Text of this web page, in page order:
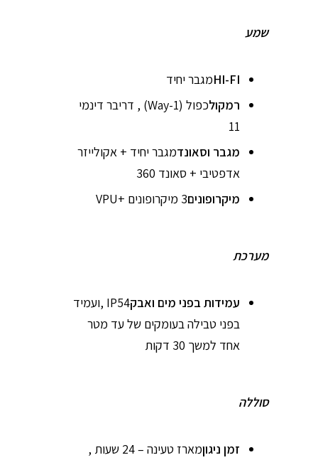
שמע
HI-FIמגבר יחיד
רמקול
כפול (1-Way) , דריבר דינמי
11
מגבר וסאונדמגבר יחיד + אקולייזר
אדפטיבי + סאונד 360
מיקרופונים3 מיקרופונים +VPU
מערכת
עמידות בפני מים ואבק
IP54 ,ועמיד
בפני טבילה בעומקים של עד מטר
אחד למשך 30 דקות
סוללה
זמן ניגון מארז טעינה – 24 שעות ,